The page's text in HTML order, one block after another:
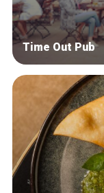
Time Out Pub